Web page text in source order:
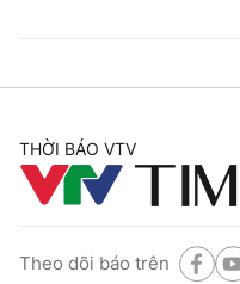
THỜI BÁO VTV
Theo dõi báo trên